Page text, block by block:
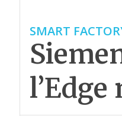
SMART